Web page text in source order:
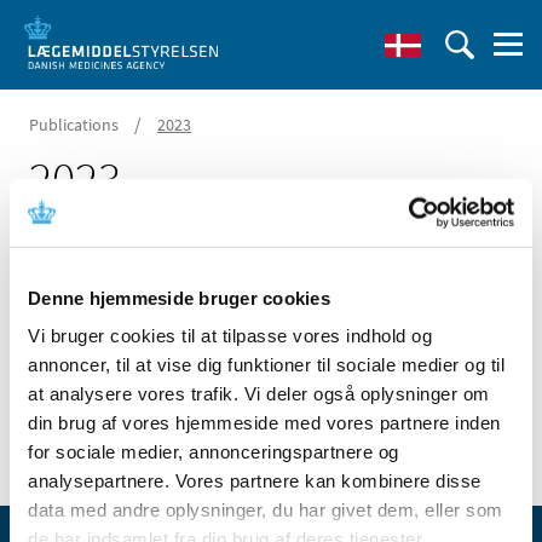
Denne hjemmeside bruger cookies
Vi bruger cookies til at tilpasse vores indhold og
annoncer, til at vise dig funktioner til sociale medier og til
at analysere vores trafik. Vi deler også oplysninger om
din brug af vores hjemmeside med vores partnere inden
for sociale medier, annonceringspartnere og
analysepartnere. Vores partnere kan kombinere disse
data med andre oplysninger, du har givet dem, eller som
Publications / 2023
2023
01 January 2023
All items (0)